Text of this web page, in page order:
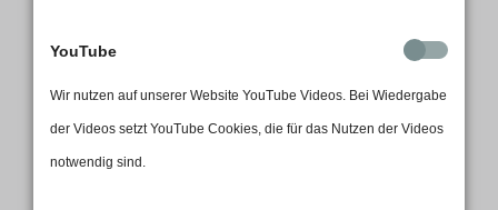
interessieren. Wir produzieren hochwertige
Motorleinwände für das Heimkino und die
professionelle Präsentation.
YouTube
Wir nutzen auf unserer Website YouTube Videos. Bei Wiedergabe
der Videos setzt YouTube Cookies, die für das Nutzen der Videos
notwendig sind.